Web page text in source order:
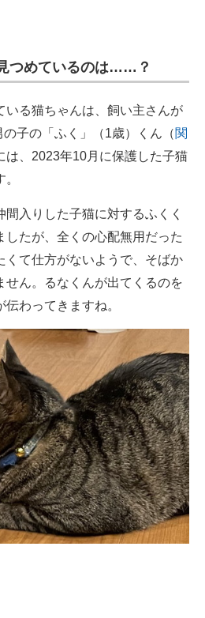
つめているのは……？
る猫ちゃんは、飼い主さんが
子の「ふく」（1歳）くん（関
は、2023年10月に保護した子猫
入りした子猫に対するふくく
したが、全くの心配無用だった
くて仕方がないようで、そばか
せん。るなくんが出てくるのを
わってきますね。